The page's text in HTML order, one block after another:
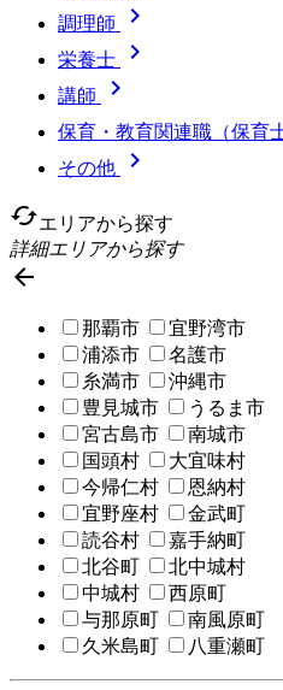
調理師 
栄養士 
講師 
保育・教育関連職（保育
その他

cachedエリアから探す
詳細エリアから探す

那覇市
宜野湾市
浦添市
名護市
糸満市
沖縄市
豊見城市
うるま市
宮古島市
南城市
国頭村
大宜味村
今帰仁村
恩納村
宜野座村
金武町
読谷村
嘉手納町
北谷町
北中城村
中城村
西原町
与那原町
南風原町
久米島町
八重瀬町